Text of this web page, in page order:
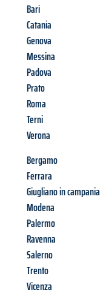
Bari
Catania
Genova
Messina
Padova
Prato
Roma
Terni
Verona
Bergamo
Ferrara
Giugliano in campania
Modena
Palermo
Ravenna
Salerno
Trento
Vicenza